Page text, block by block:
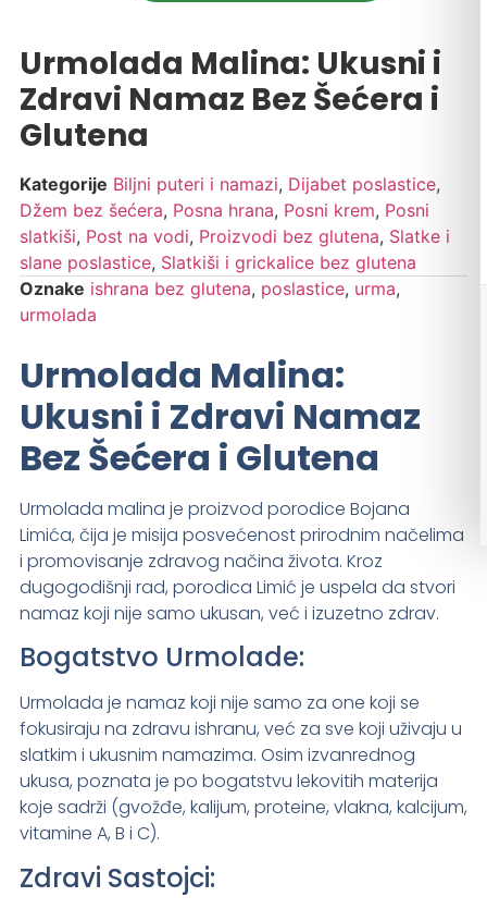
Urmolada Malina: Ukusni i
Zdravi Namaz Bez Šećera i
Glutena
Kategorije Biljni puteri i namazi, Dijabet poslastice,
Džem bez šećera, Posna hrana, Posni krem, Posni
slatkiši, Post na vodi, Proizvodi bez glutena, Slatke i
slane poslastice, Slatkiši i grickalice bez glutena
Oznake ishrana bez glutena, poslastice, urma,
urmolada
Urmolada Malina:
Ukusni i Zdravi Namaz
Bez Šećera i Glutena
Urmolada malina je proizvod porodice Bojana
Limića, čija je misija posvećenost prirodnim načelima
i promovisanje zdravog načina života. Kroz
dugogodišnji rad, porodica Limić je uspela da stvori
namaz koji nije samo ukusan, već i izuzetno zdrav.
Bogatstvo Urmolade:
Urmolada je namaz koji nije samo za one koji se
fokusiraju na zdravu ishranu, već za sve koji uživaju u
slatkim i ukusnim namazima. Osim izvanrednog
ukusa, poznata je po bogatstvu lekovitih materija
koje sadrži (gvožđe, kalijum, proteine, vlakna, kalcijum,
vitamine A, B i C).
Zdravi Sastojci: